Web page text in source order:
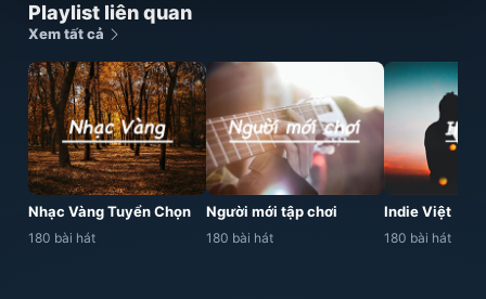
Playlist liên quan
Xem tất cả
Nhạc Vàng Tuyển Chọn
180 bài hát
Người mới tập chơi
180 bài hát
Indie Việt
180 bài hát